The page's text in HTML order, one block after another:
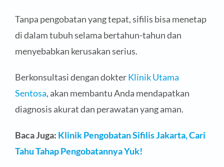
Tanpa pengobatan yang tepat, sifilis bisa menetap
di dalam tubuh selama bertahun-tahun dan
menyebabkan kerusakan serius.
Berkonsultasi dengan dokterKlinik Utama
Sentosa, akan membantu Anda mendapatkan
diagnosis akurat dan perawatan yang aman.
Baca Juga: Klinik Pengobatan Sifilis Jakarta, Cari
Tahu Tahap Pengobatannya Yuk!